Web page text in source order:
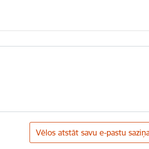
Vēlos atstāt savu e-pastu